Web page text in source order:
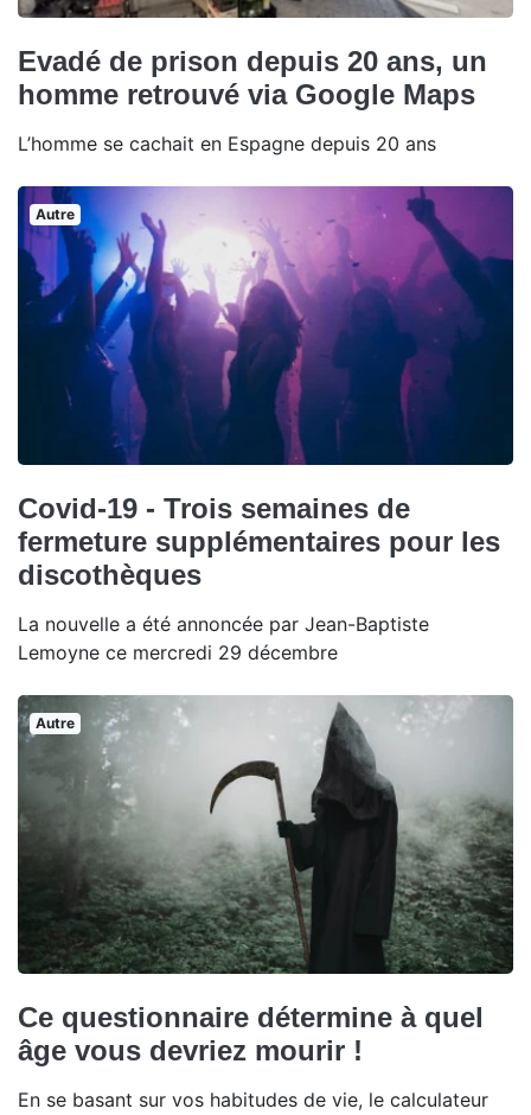
Evadé de prison depuis 20 ans, un
homme retrouvé via Google Maps
L’homme se cachait en Espagne depuis 20 ans
Autre
Covid-19 - Trois semaines de
fermeture supplémentaires pour les
discothèques
La nouvelle a été annoncée par Jean-Baptiste
Lemoyne ce mercredi 29 décembre
Autre
Ce questionnaire détermine à quel
âge vous devriez mourir !
En se basant sur vos habitudes de vie, le calculateur